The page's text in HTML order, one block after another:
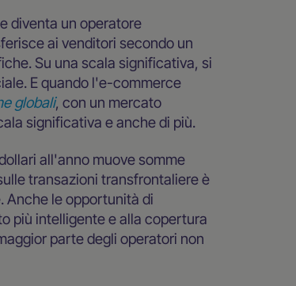
diventa un operatore
ai venditori secondo un
Su una scala significativa, si
E quando l'e-commerce
globali, con un mercato
significativa e anche di più.
all'anno muove somme
transazioni transfrontaliere è
Anche le opportunità di
più intelligente e alla copertura
parte degli operatori non